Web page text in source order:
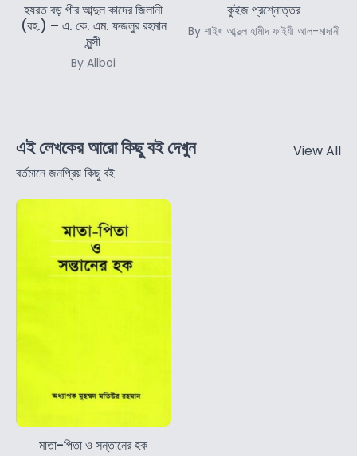
হযরত বড় পীর আব্দুল কাদের জিলানী
(রহ.) – এ. কে. এম. ফজলুর রহমান
মুন্সী
By Allboi
কুইজ প্রশ্নোত্তর
By শাইখ আব্দুল হামীদ ফাইযী আল-মাদানী
এই লেখকের আরো কিছু বই দেখুন
বর্তমানে জনপ্রিয় কিছু বই
View All
মাতা-পিতা ও সন্তানের হক